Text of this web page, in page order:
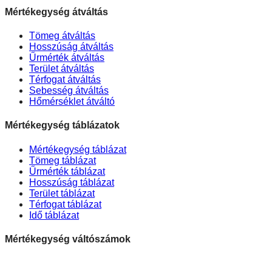
Mértékegység átváltás
Tömeg átváltás
Hosszúság átváltás
Űrmérték átváltás
Terület átváltás
Térfogat átváltás
Sebesség átváltás
Hőmérséklet átváltó
Mértékegység táblázatok
Mértékegység táblázat
Tömeg táblázat
Űrmérték táblázat
Hosszúság táblázat
Terület táblázat
Térfogat táblázat
Idő táblázat
Mértékegység váltószámok